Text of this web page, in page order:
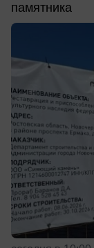
памятника